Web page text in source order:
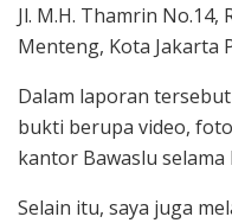
Jl. M.H. Thamrin No.14,
Menteng, Kota Jakarta
Dalam laporan
bukti berupa video,
kantor Bawaslu
Selain itu, saya juga